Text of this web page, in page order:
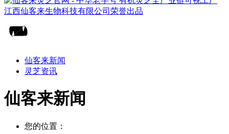
仙客来新闻
灵芝资讯
仙客来新闻
您的位置：